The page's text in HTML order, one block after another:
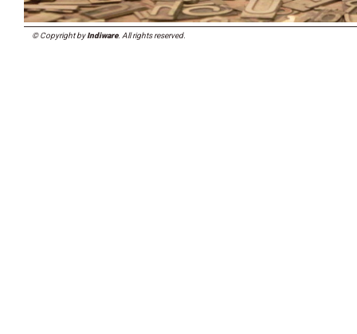
© Copyright byIndiware. All rights reserved.